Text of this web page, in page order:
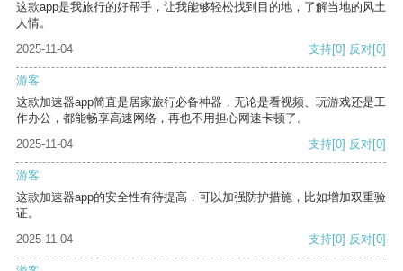
这款app是我旅行的好帮手，让我能够轻松找到目的地，了解当地的风土
人情。
2025-11-04
支持[0] 反对[0]
游客
这款加速器app简直是居家旅行必备神器，无论是看视频、玩游戏还是工
作办公，都能畅享高速网络，再也不用担心网速卡顿了。
2025-11-04
支持[0] 反对[0]
游客
这款加速器app的安全性有待提高，可以加强防护措施，比如增加双重验
证。
2025-11-04
支持[0] 反对[0]